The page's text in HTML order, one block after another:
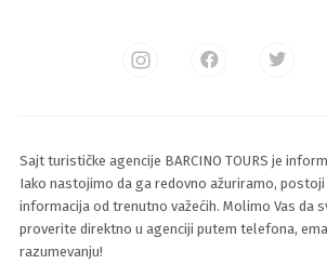
Sajt turističke agencije BARCINO TOURS je
Iako nastojimo da ga redovno ažuriramo,
informacija od trenutno važećih. Molimo Vas da
proverite direktno u agenciji putem telefona,
razumevanju!